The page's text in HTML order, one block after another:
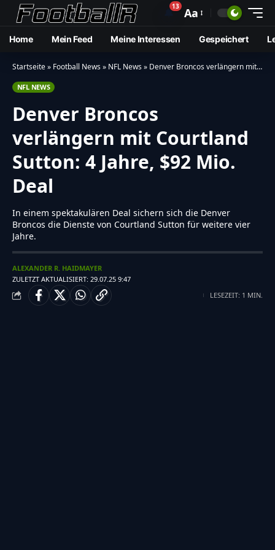
🔔13 Aa
Home Mein Feed Meine Interessen Gespeichert
Startseite» Football News» NFL News» Denver Broncos verlängern mit Courtland Sutton: 4 Jahre, $92 Mio. Deal
NFL NEWS
Denver Broncos
verlängern mit Courtland
Sutton: 4 Jahre, $92 Mio.
Deal
In einem spektakulären Deal sichern sich die Denver
Broncos die Dienste von Courtland Sutton für weitere vier
Jahre.
ZULETZT AKTUALISIERT: 29.07.25 9:47
ALEXANDER R. HAIDMAYER
LESEZEIT: 1 MIN.